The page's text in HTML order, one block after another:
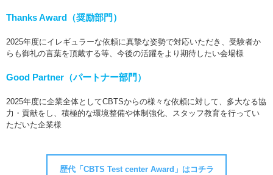
Thanks Award（奨励部門）
2025年度にイレギュラーな依頼に真摯な姿勢で対応いただき、受験者か
らも御礼の言葉を頂戴する等、今後の活躍をより期待したい会場様
Good Partner（パートナー部門）
2025年度に企業全体としてCBTSからの様々な依頼に対して、多大なる協
力・貢献をし、積極的な環境整備や体制強化、スタッフ教育を行ってい
ただいた企業様
歴代「CBTS Test center Award」はコチラ